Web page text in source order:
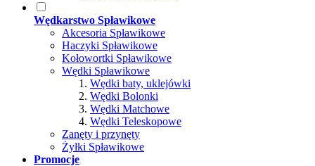
Wędkarstwo Spławikowe
Akcesoria Spławikowe
Haczyki Spławikowe
Kołowortki Spławikowe
Wędki Spławikowe
Wędki baty, uklejówki
Wędki Bolonki
Wędki Matchowe
Wędki Teleskopowe
Zanęty i przynęty
Żyłki Spławikowe
Promocje